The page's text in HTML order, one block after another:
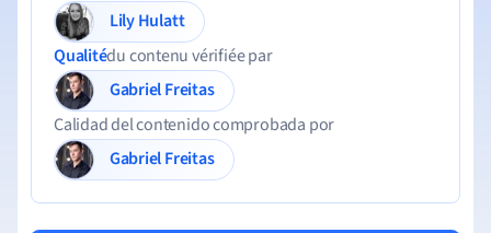
Lily Hulatt
Qualitédu contenu vérifiée par
Gabriel Freitas
Calidad del contenido comprobada por
Gabriel Freitas